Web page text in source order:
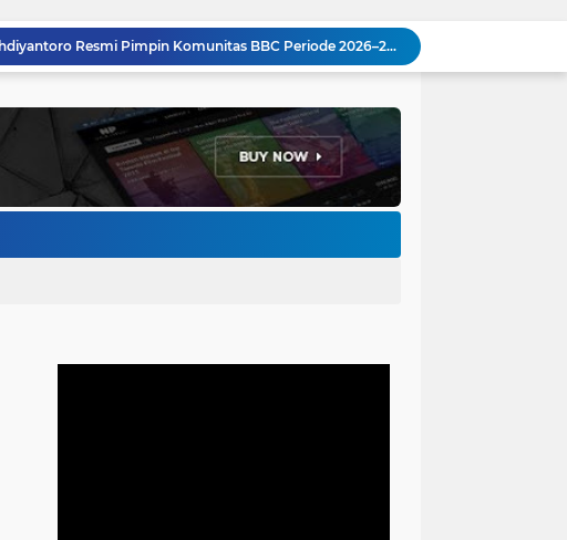
H. Bagus Machdiyantoro Resmi Pimpin Komunitas BBC Periode 2026–2031, Siap Perkuat Solidaritas dan Hadirkan Program Nyata untuk Masyarakat
Ketum Paguyuban Cepot Motah Resmikan 28 UMKM, Siap Gelar Festival Budaya dan UMKM di Jalan Braga
Edi Rusyandi Terpilih Secara Aklamasi Pimpin Golkar Bandung Barat, Tonggak Baru Kepemimpinan Harmonis "Turun Ranjang"
Bupati Jeje Ritchie Ismail Rotasikan Kadishub dan Kadisbudpar, Serta Lantik Ratusan ASN Bandung Barat
Pemkot Bandung Siagakan Distribusi Air Bersih Hadapi Dampak Musim Kemarau
Pemkot Bandung Gandeng Big Bad Wolf Hadirkan Festival Literasi Pages and Plates